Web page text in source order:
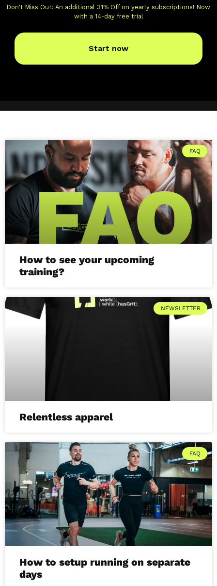
FAQ
How to see your upcoming
training?
NEWSLETTER
Relentless apparel
FAQ
How to setup running on separate
days